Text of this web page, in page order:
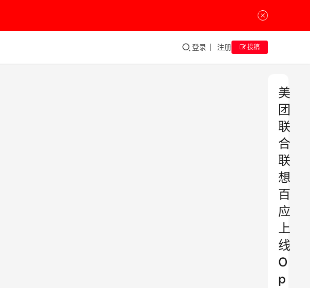
登录 注册 投稿
美
团
联
合
联
想
百
应
上
线
O
p